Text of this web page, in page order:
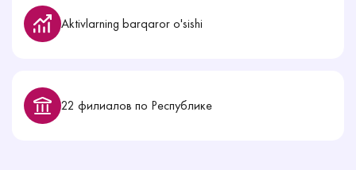
Aktivlarning barqaror o'sishi
22 филиалов по Республике